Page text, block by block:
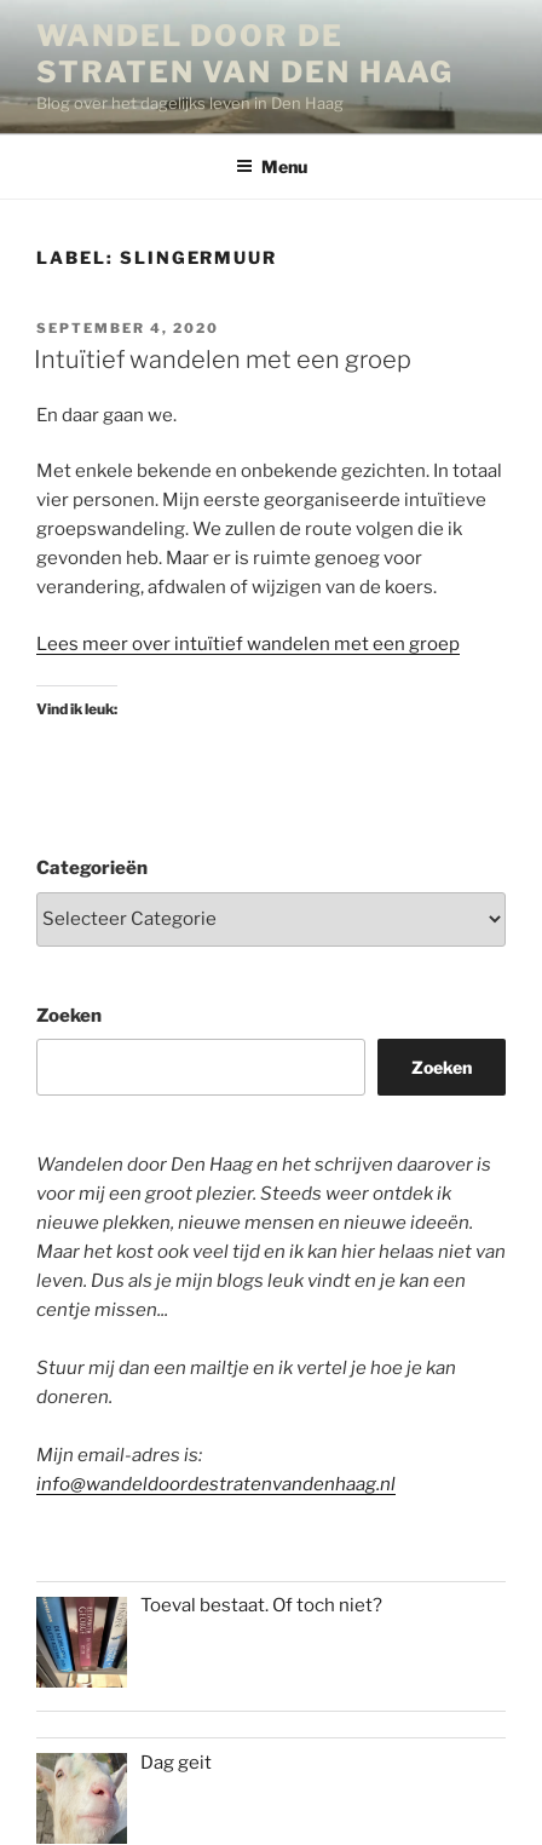
inhoud
WANDEL DOOR DE
STRATEN VAN DEN HAAG
Blog over het dagelijks leven in Den Haag
Menu
LABEL: SLINGERMUUR
GEPLAATST
OP
SEPTEMBER 4, 2020
Intuïtief wandelen met een groep
En daar gaan we.
Met enkele bekende en onbekende gezichten. In totaal
vier personen. Mijn eerste georganiseerde intuïtieve
groepswandeling. We zullen de route volgen die ik
gevonden heb. Maar er is ruimte genoeg voor
verandering, afdwalen of wijzigen van de koers.
Lees meer over intuïtief wandelen met een groep
Vind ik leuk:
Categorieën
Zoeken
Zoeken
Wandelen door Den Haag en het schrijven daarover is
voor mij een groot plezier. Steeds weer ontdek ik
nieuwe plekken, nieuwe mensen en nieuwe ideeën.
Maar het kost ook veel tijd en ik kan hier helaas niet van
leven. Dus als je mijn blogs leuk vindt en je kan een
centje missen...
Stuur mij dan een mailtje en ik vertel je hoe je kan
doneren.
Mijn email-adres is:
info@wandeldoordestratenvandenhaag.nl
Toeval bestaat. Of toch niet?
Dag geit